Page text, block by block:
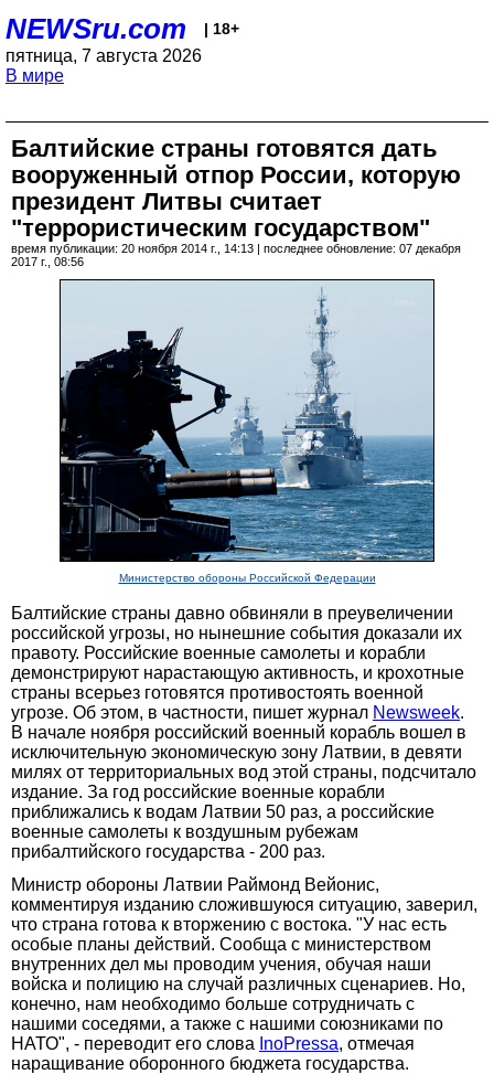
NEWSru.com | 18+
пятница, 7 августа 2026
В мире
Балтийские страны готовятся дать
вооруженный отпор России, которую
президент Литвы считает
"террористическим государством"
время публикации: 20 ноября 2014 г., 14:13 | последнее обновление: 07 декабря
2017 г., 08:56
Министерство обороны Российской Федерации
Балтийские страны давно обвиняли в преувеличении
российской угрозы, но нынешние события доказали их
правоту. Российские военные самолеты и корабли
демонстрируют нарастающую активность, и крохотные
страны всерьез готовятся противостоять военной
угрозе. Об этом, в частности, пишет журнал Newsweek.
В начале ноября российский военный корабль вошел в
исключительную экономическую зону Латвии, в девяти
милях от территориальных вод этой страны, подсчитало
издание. За год российские военные корабли
приближались к водам Латвии 50 раз, а российские
военные самолеты к воздушным рубежам
прибалтийского государства - 200 раз.
Министр обороны Латвии Раймонд Вейонис,
комментируя изданию сложившуюся ситуацию, заверил,
что страна готова к вторжению с востока. "У нас есть
особые планы действий. Сообща с министерством
внутренних дел мы проводим учения, обучая наши
войска и полицию на случай различных сценариев. Но,
конечно, нам необходимо больше сотрудничать с
нашими соседями, а также с нашими союзниками по
НАТО", - переводит его слова InoPressa, отмечая
наращивание оборонного бюджета государства.